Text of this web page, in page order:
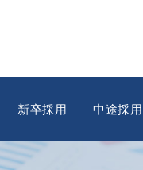
新卒採用 中途採用